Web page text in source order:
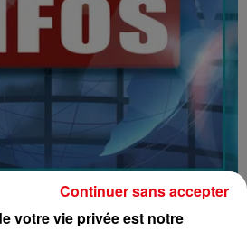
votre vie privée est notre
Continuer sans accepter